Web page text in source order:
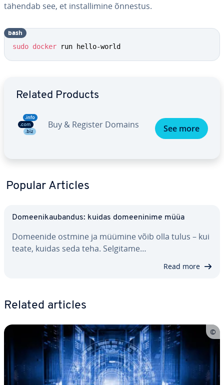
tähendab see, et ins­tal­li­mine õnnestus.
sudo docker run hello-world
bash
Related Products
Buy & Register Domains See more
Popular Articles
Do­mee­ni­kau­ban­dus: kuidas do­mee­ninime müüa
Domeenide ostmine ja müümine võib olla tulus – kui
teate, kuidas seda teha. Selgitame…
Read more
Related articles